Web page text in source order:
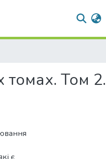
томах. Том 2.